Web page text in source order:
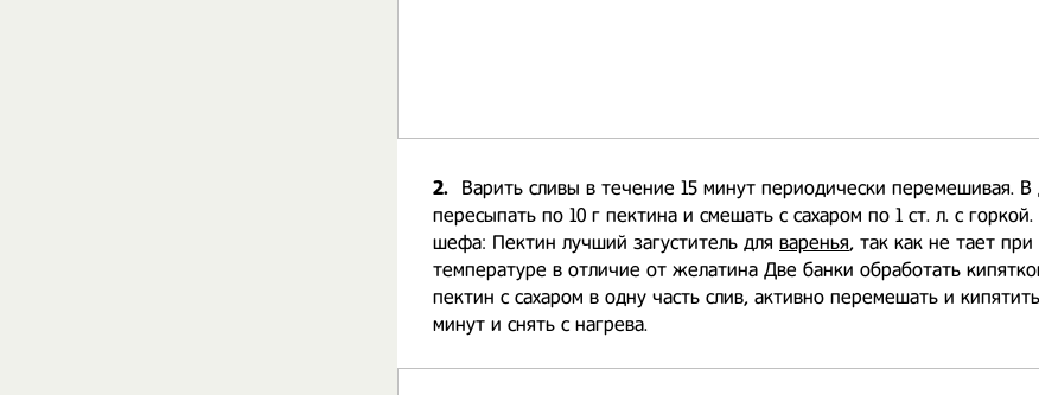
2.
Варить сливы в течение 15 минут периодически перемешивая. В
пересыпать по 10 г пектина и смешать с сахаром по 1 ст. л. с
шефа: Пектин лучший загуститель для варенья, так как не тает
температуре в отличие от желатина Две банки обработать
пектин с сахаром в одну часть слив, активно перемешать и
минут и снять с нагрева.